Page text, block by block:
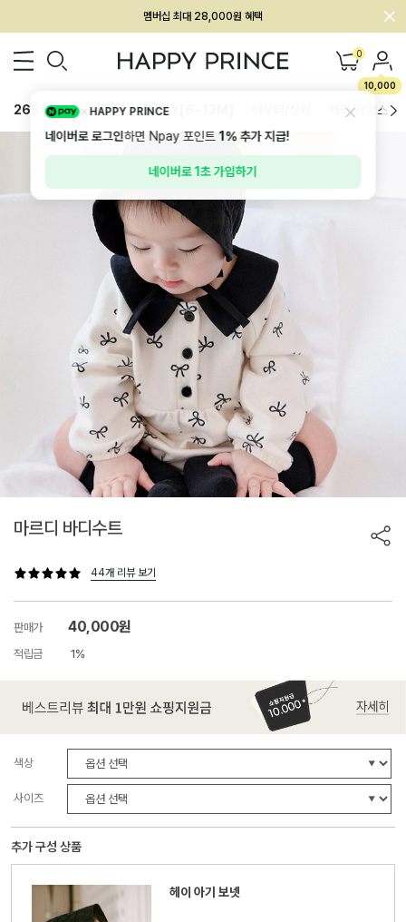
회원전용 아울렛, 가입하면 ~60% 할인!
멤버십 최대 28,000원 혜택 0
10,000
26SS 신상 BEST BABY[6~12M] 하의/레깅스
마르디 바디수트
44개 리뷰 보기
판매가 40,000원
적립금 1%
색상
사이즈
추가 구성 상품
헤이 아기 보넷
HAPPY PRINCE
네이버로 로그인하면 Npay 포인트1%추가 지급!
네이버로 1초 가입하기